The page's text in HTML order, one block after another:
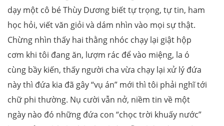
dạy một cô bé Thùy Dương biết tự trọng, tự tin, ham
học hỏi, viết văn giỏi và dám nhìn vào mọi sự thật.
Chừng nhìn thấy hai thằng nhóc chạy lại giật hộp
cơm khi tôi đang ăn, lượm rác để vào miệng, la ó
cùng bầy kiến, thấy người cha vừa chạy lại xử lý đứa
này thì đứa kia đã gây “vụ án” mới thì tôi phải nghĩ tới
chữ phi thường. Nụ cười vẫn nở, niềm tin về một
ngày nào đó những đứa con “chọc trời khuấy nước”